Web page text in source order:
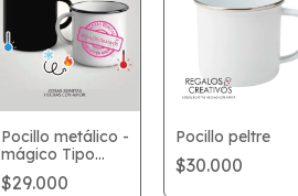
Pocillo metálico -
mágico Tipo
peltre
$29.000
Pocillo peltre
$30.000